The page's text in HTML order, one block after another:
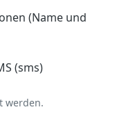
(Name und
(sms)
werden.